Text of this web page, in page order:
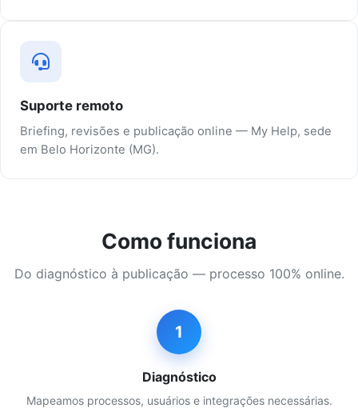
Suporte remoto
Briefing, revisões e publicação online — My Help, sede
em Belo Horizonte (MG).
Como funciona
Do diagnóstico à publicação — processo 100% online.
1
Diagnóstico
Mapeamos processos, usuários e integrações necessárias.